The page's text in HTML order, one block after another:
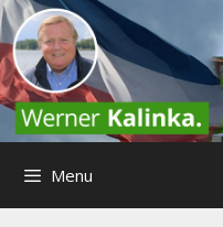
Zum
Inhalt
springen
Menu